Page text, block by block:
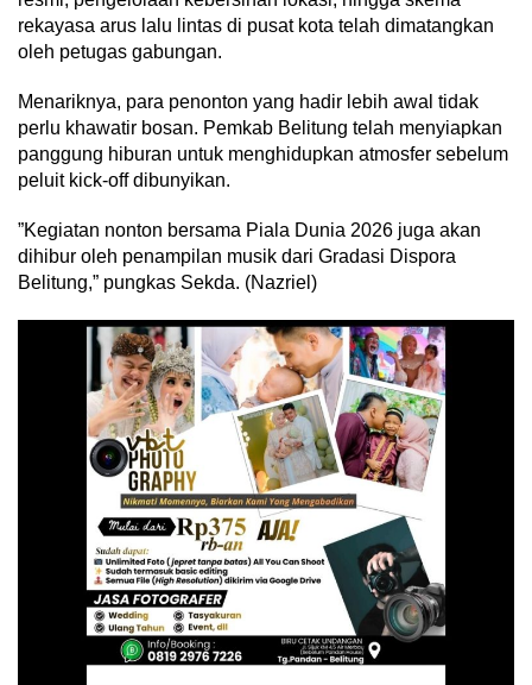
rekayasa arus lalu lintas di pusat kota telah dimatangkan
oleh petugas gabungan.
Menariknya, para penonton yang hadir lebih awal tidak
perlu khawatir bosan. Pemkab Belitung telah menyiapkan
panggung hiburan untuk menghidupkan atmosfer sebelum
peluit kick-off dibunyikan.
‎”Kegiatan nonton bersama Piala Dunia 2026 juga akan
dihibur oleh penampilan musik dari Gradasi Dispora
Belitung,” pungkas Sekda. (Nazriel)